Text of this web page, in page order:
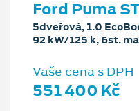
Ford Puma
5dveřová, 1.0
92 kW/125 k, 6st.
Vaše cena s DPH
551 400 Kč